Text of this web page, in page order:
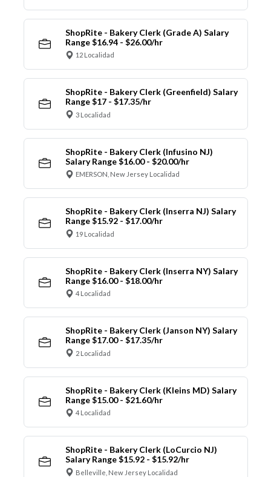
ShopRite - Bakery Clerk (Grade A) Salary
Range $16.94 - $26.00/hr
12 Localidad
ShopRite - Bakery Clerk (Greenfield) Salary
Range $17 - $17.35/hr
3 Localidad
ShopRite - Bakery Clerk (Infusino NJ)
Salary Range $16.00 - $20.00/hr
EMERSON, New Jersey Localidad
ShopRite - Bakery Clerk (Inserra NJ) Salary
Range $15.92 - $17.00/hr
19 Localidad
ShopRite - Bakery Clerk (Inserra NY) Salary
Range $16.00 - $18.00/hr
4 Localidad
ShopRite - Bakery Clerk (Janson NY) Salary
Range $17.00 - $17.35/hr
2 Localidad
ShopRite - Bakery Clerk (Kleins MD) Salary
Range $15.00 - $21.60/hr
4 Localidad
ShopRite - Bakery Clerk (LoCurcio NJ)
Salary Range $15.92 - $15.92/hr
Belleville, New Jersey Localidad